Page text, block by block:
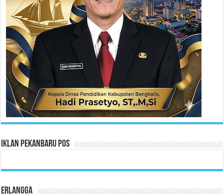
Iklan Pekanbaru Pos
Erlangga